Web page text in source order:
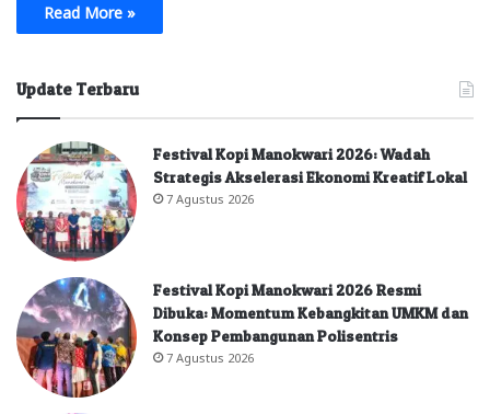
Read More »
Update Terbaru
Festival Kopi Manokwari 2026: Wadah
Strategis Akselerasi Ekonomi Kreatif Lokal
7 Agustus 2026
Festival Kopi Manokwari 2026 Resmi
Dibuka: Momentum Kebangkitan UMKM dan
Konsep Pembangunan Polisentris
7 Agustus 2026